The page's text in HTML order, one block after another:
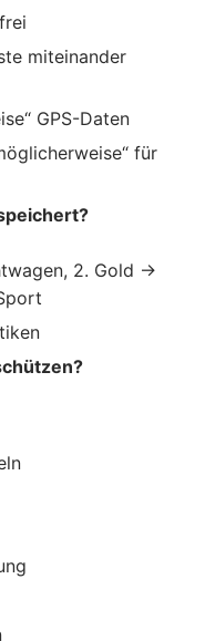
miteinander
GPS-Daten
für
2. Gold ->